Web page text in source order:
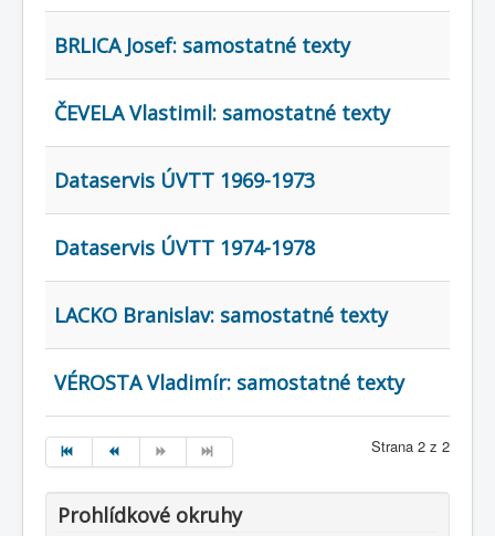
BRLICA Josef: samostatné texty
ČEVELA Vlastimil: samostatné texty
Dataservis ÚVTT 1969-1973
Dataservis ÚVTT 1974-1978
LACKO Branislav: samostatné texty
VÉROSTA Vladimír: samostatné texty
Strana 2 z 2
Prohlídkové okruhy